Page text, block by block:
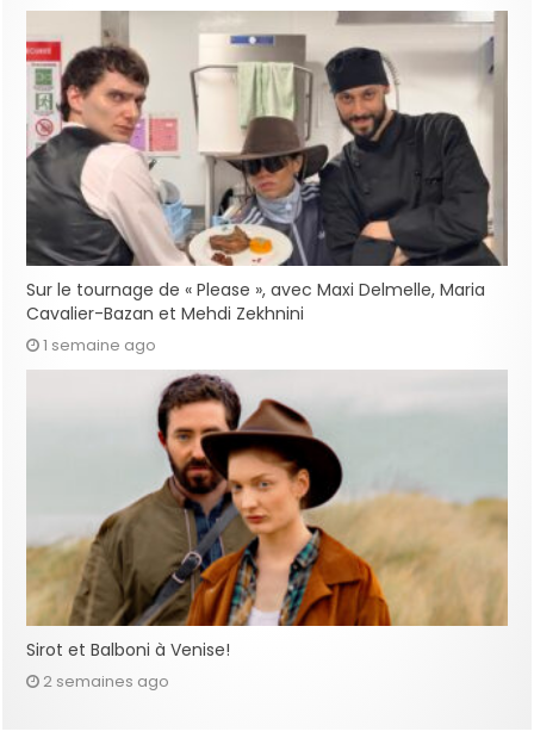
Sur le tournage de « Please », avec Maxi Delmelle, Maria
Cavalier-Bazan et Mehdi Zekhnini
1 semaine ago
Sirot et Balboni à Venise!
2 semaines ago